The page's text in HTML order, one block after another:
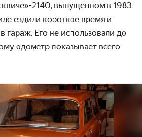
2140, выпущенном в 1983
ездили короткое время и
гараж. Его не использо­вали до
одометр показы­вает всего